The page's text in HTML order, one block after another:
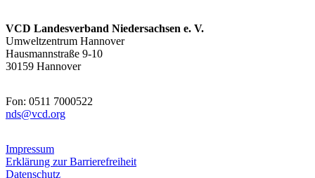
VCD Landesverband Niedersachsen e. V.
Umweltzentrum Hannover
Hausmannstraße 9-10
30159 Hannover
Fon: 0511 7000522
nds@vcd.org
Impressum
Erklärung zur Barrierefreiheit
Datenschutz